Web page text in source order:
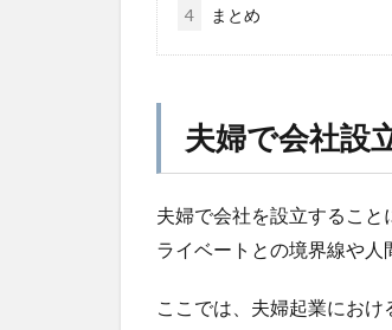
4 まとめ
夫婦で会社設
夫婦で会社を設立するこ
ライベートとの境界線や人
ここでは、夫婦起業におけ